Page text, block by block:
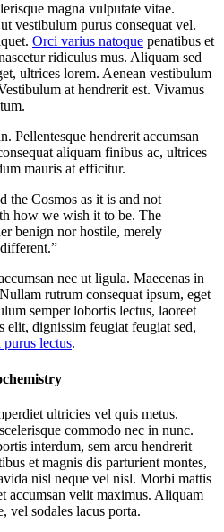
magna vulputate vitae.
vestibulum purus consequat vel.
Orci varius natoque penatibus et
ridiculus mus. Aliquam sed
ultrices lorem. Aenean vestibulum
at hendrerit est. Vivamus
Pellentesque hendrerit accumsan
aliquam finibus ac, ultrices
mauris at efficitur.
the Cosmos as it is and not
how we wish it to be. The
benign nor hostile, merely
nec ut ligula. Maecenas in
rutrum consequat ipsum, eget
semper lobortis lectus, laoreet
elit, dignissim feugiat feugiat sed,
lectus.
ultricies vel quis metus.
commodo nec in nunc.
interdum, sem arcu hendrerit
et magnis dis parturient montes,
nisl neque vel nisl. Morbi mattis
accumsan velit maximus. Aliquam
vel sodales lacus porta.